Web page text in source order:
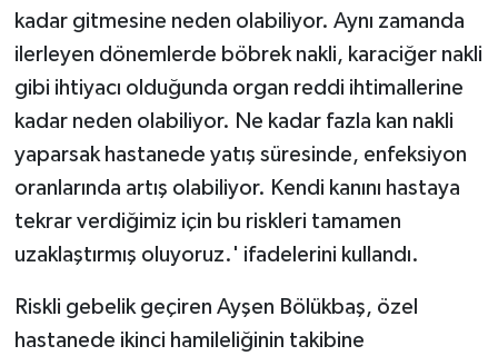
kadar gitmesine neden olabiliyor. Aynı zamanda
ilerleyen dönemlerde böbrek nakli, karaciğer nakli
gibi ihtiyacı olduğunda organ reddi ihtimallerine
kadar neden olabiliyor. Ne kadar fazla kan nakli
yaparsak hastanede yatış süresinde, enfeksiyon
oranlarında artış olabiliyor. Kendi kanını hastaya
tekrar verdiğimiz için bu riskleri tamamen
uzaklaştırmış oluyoruz.' ifadelerini kullandı.
Riskli gebelik geçiren Ayşen Bölükbaş, özel
hastanede ikinci hamileliğinin takibine